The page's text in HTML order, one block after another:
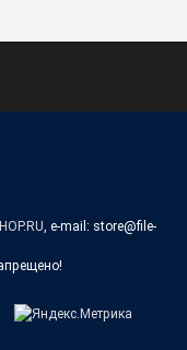
, e-mail: store@file-